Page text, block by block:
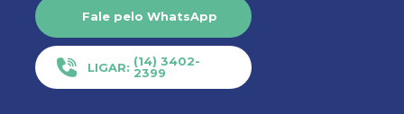
Fale pelo WhatsApp
LIGAR: (14) 3402-
2399